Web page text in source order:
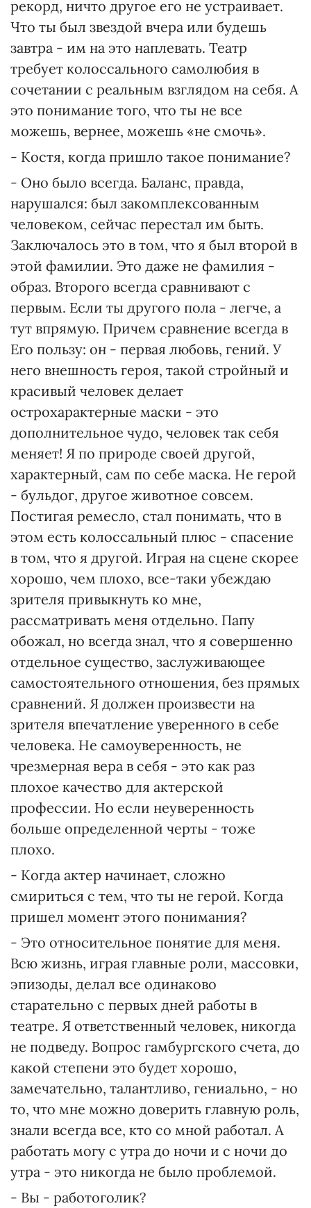
рекорд, ничто другое его не устраивает.
Что ты был звездой вчера или будешь
завтра - им на это наплевать. Театр
требует колоссального самолюбия в
сочетании с реальным взглядом на себя. А
это понимание того, что ты не все
можешь, вернее, можешь «не смочь».
- Костя, когда пришло такое понимание?
- Оно было всегда. Баланс, правда,
нарушался: был закомплексованным
человеком, сейчас перестал им быть.
Заключалось это в том, что я был второй в
этой фамилии. Это даже не фамилия -
образ. Второго всегда сравнивают с
первым. Если ты другого пола - легче, а
тут впрямую. Причем сравнение всегда в
Его пользу: он - первая любовь, гений. У
него внешность героя, такой стройный и
красивый человек делает
острохарактерные маски - это
дополнительное чудо, человек так себя
меняет! Я по природе своей другой,
характерный, сам по себе маска. Не герой
- бульдог, другое животное совсем.
Постигая ремесло, стал понимать, что в
этом есть колоссальный плюс - спасение
в том, что я другой. Играя на сцене скорее
хорошо, чем плохо, все-таки убеждаю
зрителя привыкнуть ко мне,
рассматривать меня отдельно. Папу
обожал, но всегда знал, что я совершенно
отдельное существо, заслуживающее
самостоятельного отношения, без прямых
сравнений. Я должен произвести на
зрителя впечатление уверенного в себе
человека. Не самоуверенность, не
чрезмерная вера в себя - это как раз
плохое качество для актерской
профессии. Но если неуверенность
больше определенной черты - тоже
плохо.
- Когда актер начинает, сложно
смириться с тем, что ты не герой. Когда
пришел момент этого понимания?
- Это относительное понятие для меня.
Всю жизнь, играя главные роли, массовки,
эпизоды, делал все одинаково
старательно с первых дней работы в
театре. Я ответственный человек, никогда
не подведу. Вопрос гамбургского счета, до
какой степени это будет хорошо,
замечательно, талантливо, гениально, - но
то, что мне можно доверить главную роль,
знали всегда все, кто со мной работал. А
работать могу с утра до ночи и с ночи до
утра - это никогда не было проблемой.
- Вы - работоголик?